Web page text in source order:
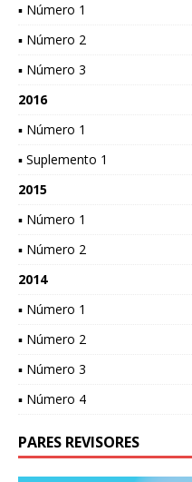
▪ Número 1
▪ Número 2
▪ Número 3
2016
▪ Número 1
▪ Suplemento 1
2015
▪ Número 1
▪ Número 2
2014
▪ Número 1
▪ Número 2
▪ Número 3
▪ Número 4
PARES REVISORES